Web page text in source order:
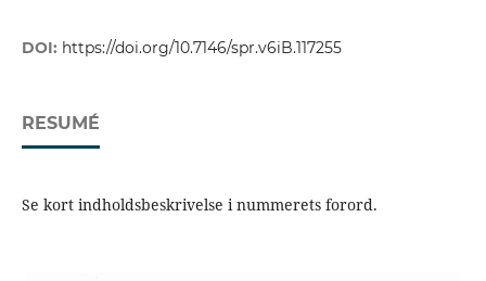
DOI: https://doi.org/10.7146/spr.v6iB.117255
RESUMÉ
Se kort indholdsbeskrivelse i nummerets forord.